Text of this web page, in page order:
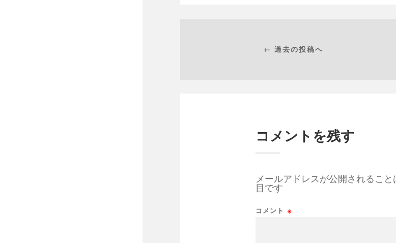
← 過去の投稿へ
コメントを残す
メールアドレスが公開されること
目です
コメント ※